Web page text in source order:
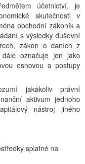
účetnictví, je
skutečnosti v
obchodní zákoník a
s výsledky duševní
zákon o daních z
označuje jen jako
osnovou a postupy
jakákoliv právní
aktivum jednoho
nástroj jiného
splatné na